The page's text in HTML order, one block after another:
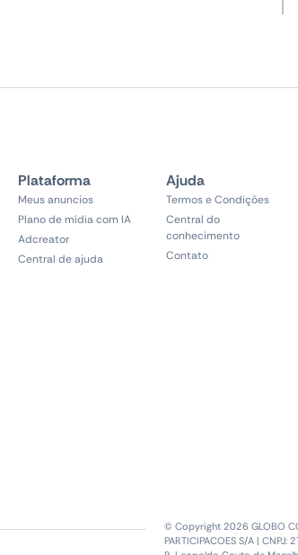
Plataforma
Meus anuncios
Plano de mídia com IA
Adcreator
Central de ajuda
Ajuda
Termos e Condições
Central do
conhecimento
Contato
© Copyright 2026 GLOBO
PARTICIPACOES S/A |